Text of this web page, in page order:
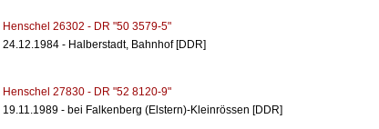
Henschel 26302 - DR "50 3579-5"
24.12.1984 - Halberstadt, Bahnhof [DDR]
Henschel 27830 - DR "52 8120-9"
19.11.1989 - bei Falkenberg (Elstern)-Kleinrössen [DDR]